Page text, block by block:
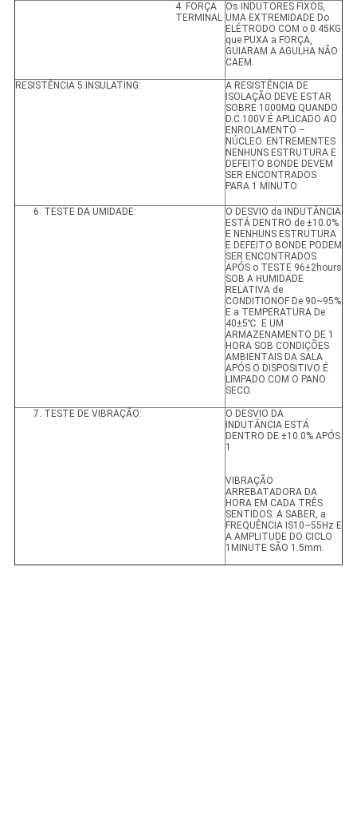
4. FORÇA
TERMINAL
Os INDUTORES FIXOS,
UMA EXTREMIDADE Do
ELÉTRODO COM o 0.45KG
que PUXA a FORÇA,
GUIARAM A AGULHA NÃO
CAEM.
RESISTÊNCIA 5.INSULATING:
A RESISTÊNCIA DE
ISOLAÇÃO DEVE ESTAR
SOBRE 1000MΩ QUANDO
D.C.100V É APLICADO AO
ENROLAMENTO –
NÚCLEO. ENTREMENTES
NENHUNS ESTRUTURA E
DEFEITO BONDE DEVEM
SER ENCONTRADOS
PARA 1 MINUTO.
6. TESTE DA UMIDADE:
O DESVIO da INDUTÂNCIA
ESTÁ DENTRO de ±10.0%
E NENHUNS ESTRUTURA
E DEFEITO BONDE PODEM
SER ENCONTRADOS
APÓS o TESTE 96±2hours
SOB A HUMIDADE
RELATIVA de
CONDITIONOF De 90~95%
E a TEMPERATURA De
40±5℃. E UM
ARMAZENAMENTO DE 1
HORA SOB CONDIÇÕES
AMBIENTAIS DA SALA
APÓS O DISPOSITIVO É
LIMPADO COM O PANO
SECO.
7. TESTE DE VIBRAÇÃO:
O DESVIO DA
INDUTÂNCIA ESTÁ
DENTRO DE ±10.0% APÓS
1
VIBRAÇÃO
ARREBATADORA DA
HORA EM CADA TRÊS
SENTIDOS. A SABER, a
FREQUÊNCIA IS10~55Hz E
A AMPLITUDE DO CICLO
1MINUTE SÃO 1.5mm.